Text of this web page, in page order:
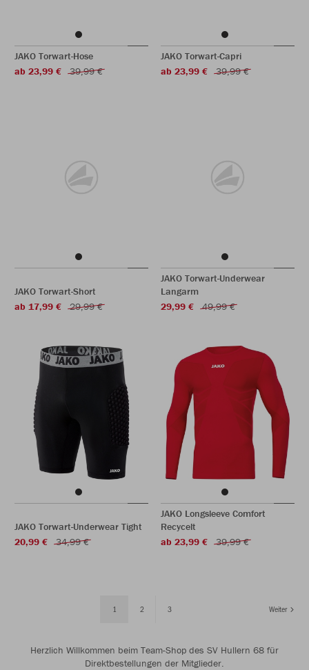
JAKO Torwart-Hose
ab 23,99 €
39,99 €
JAKO Torwart-Capri
ab 23,99 €
39,99 €
JAKO Torwart-Short
ab 17,99 €
29,99 €
JAKO Torwart-Underwear
Langarm
29,99 €
49,99 €
JAKO Torwart-Underwear Tight
20,99 €
34,99 €
JAKO Longsleeve Comfort
Recycelt
ab 23,99 €
39,99 €
1 2 3 Weiter
Herzlich Willkommen beim Team-Shop des SV Hullern 68 für
Direktbestellungen der Mitglieder.